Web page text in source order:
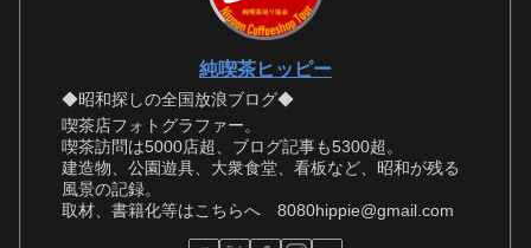
純喫茶ヒッピー
◆昭和探しの全国放浪ブログ◆
喫茶店フォトグラファー。
喫茶訪問は5000店超、ブログ記事も5300超。
建造物、公園遊具、大衆食堂、看板など、昭和が残る
風景の記録。
取材、書籍化等はこちらへ 8080hippie@gmail.com